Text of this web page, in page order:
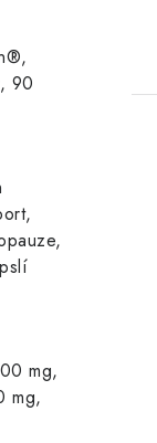
90
mg,
mg,